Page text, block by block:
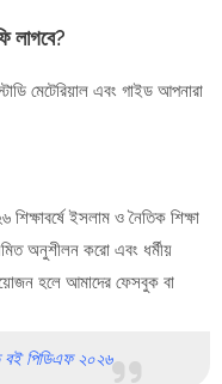
লাগবে?
মেটেরিয়াল এবং গাইড আপনারা
ইসলাম ও নৈতিক শিক্ষা
অনুশীলন করো এবং ধর্মীয়
হলে আমাদের ফেসবুক বা
বই পিডিএফ ২০২৬